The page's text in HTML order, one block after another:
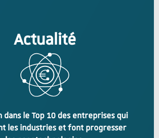
Actualité
dans le Top 10 des entreprises qui
les industries et font progresser